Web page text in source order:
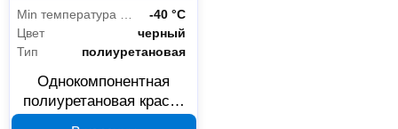
-40 °С
Цвет
черный
Тип
полиуретановая
Однокомпонентная
полиуретановая краска